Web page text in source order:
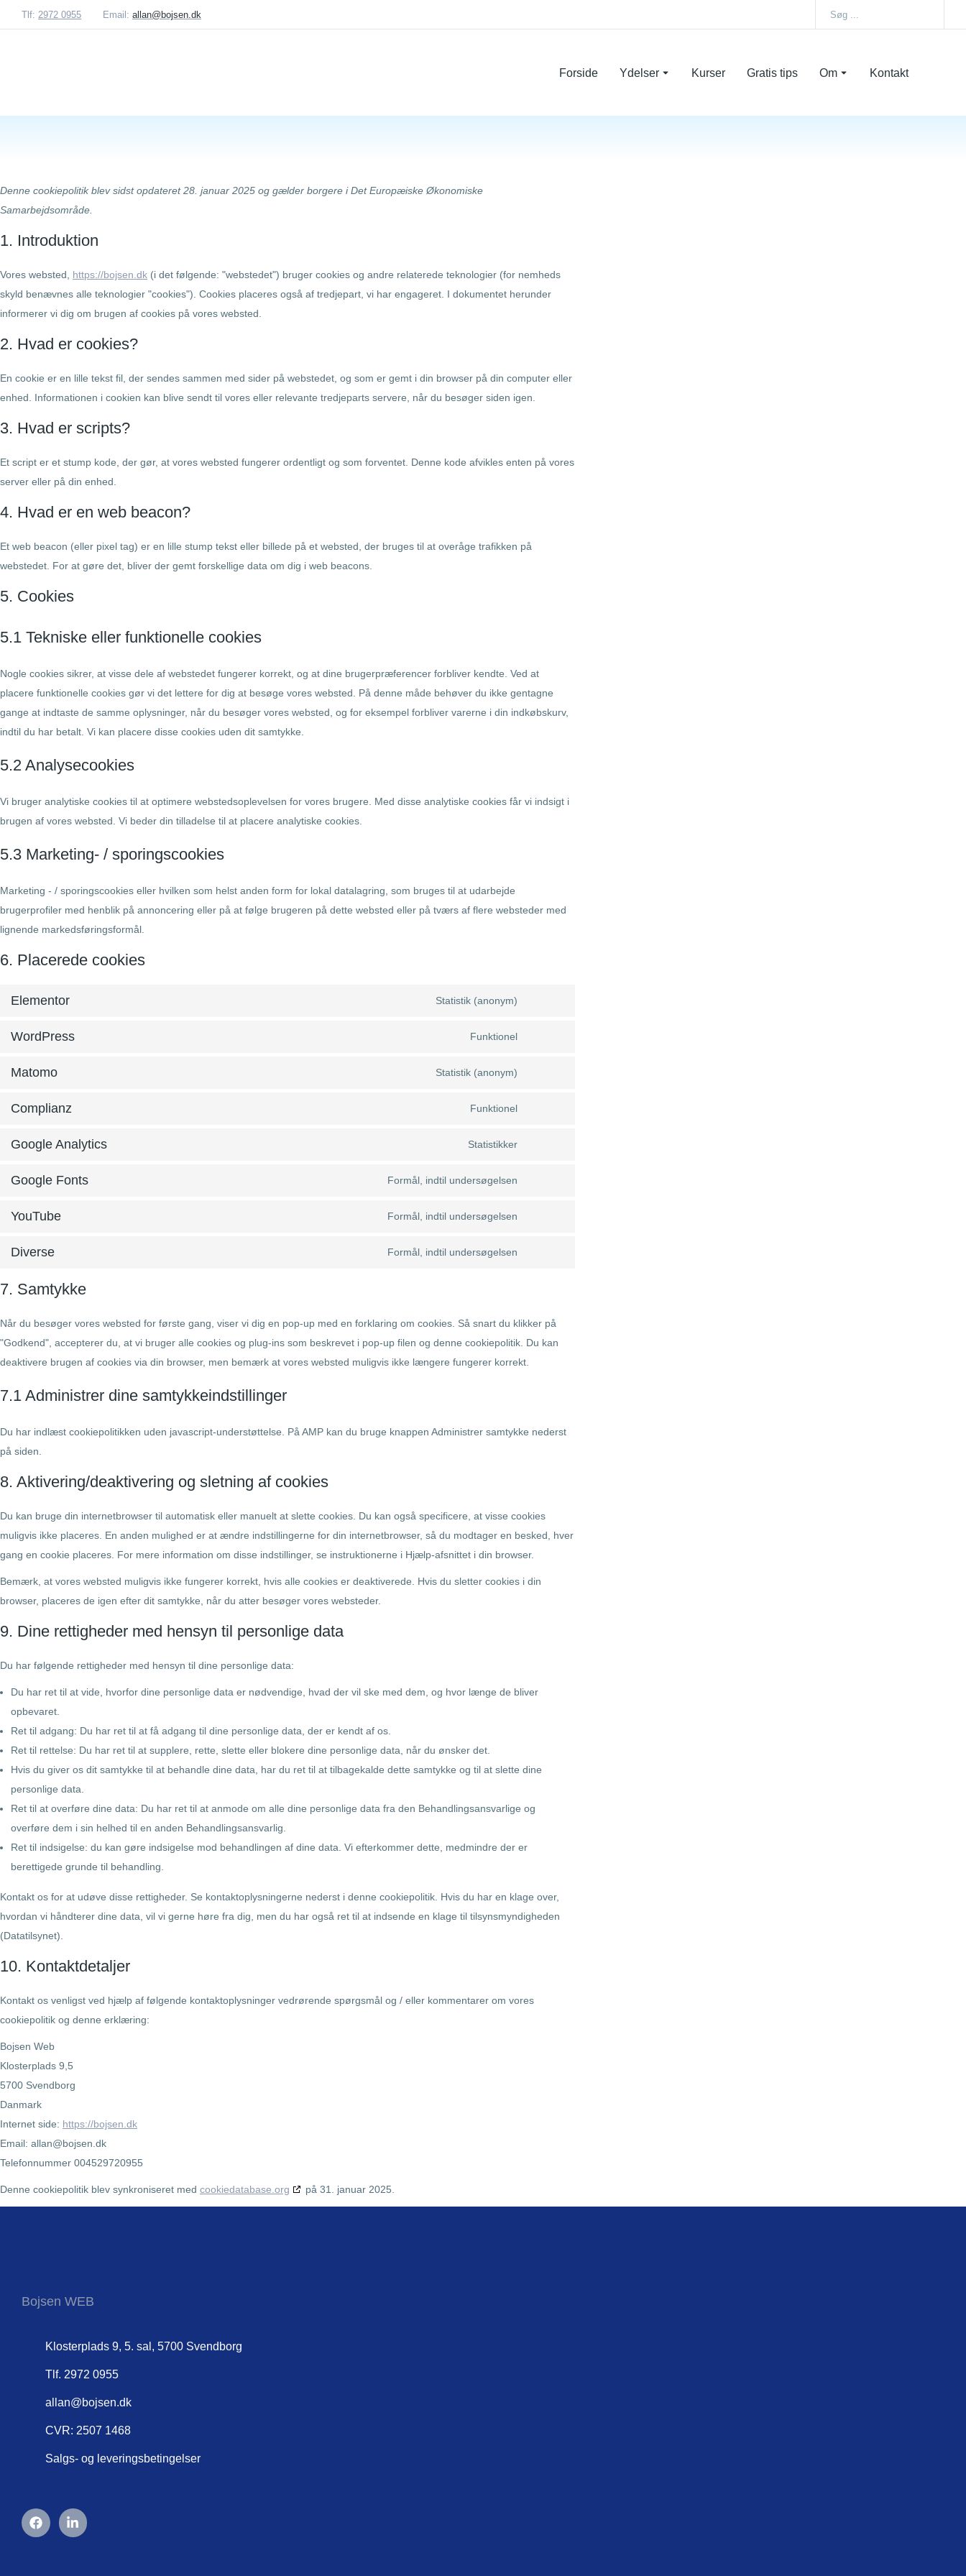
Tlf: 2972 0955 Email: allan@bojsen.dk
Forside Ydelser Kurser Gratis tips Om Kontakt
Denne cookiepolitik blev sidst opdateret 28. januar 2025 og gælder borgere i Det Europæiske Økonomiske
Samarbejdsområde.
1. Introduktion
Vores websted, https://bojsen.dk (i det følgende: "webstedet") bruger cookies og andre relaterede teknologier (for nemheds
skyld benævnes alle teknologier "cookies"). Cookies placeres også af tredjepart, vi har engageret. I dokumentet herunder
informerer vi dig om brugen af ​​cookies på vores websted.
2. Hvad er cookies?
En cookie er en lille tekst fil, der sendes sammen med sider på webstedet, og som er gemt i din browser på din computer eller
enhed. Informationen i cookien kan blive sendt til vores eller relevante tredjeparts servere, når du besøger siden igen.
3. Hvad er scripts?
Et script er et stump kode, der gør, at vores websted fungerer ordentligt og som forventet. Denne kode afvikles enten på vores
server eller på din enhed.
4. Hvad er en web beacon?
Et web beacon (eller pixel tag) er en lille stump tekst eller billede på et websted, der bruges til at overåge trafikken på
webstedet. For at gøre det, bliver der gemt forskellige data om dig i web beacons.
5. Cookies
5.1 Tekniske eller funktionelle cookies
Nogle cookies sikrer, at visse dele af webstedet fungerer korrekt, og at dine brugerpræferencer forbliver kendte. Ved at
placere funktionelle cookies gør vi det lettere for dig at besøge vores websted. På denne måde behøver du ikke gentagne
gange at indtaste de samme oplysninger, når du besøger vores websted, og for eksempel forbliver varerne i din indkøbskurv,
indtil du har betalt. Vi kan placere disse cookies uden dit samtykke.
5.2 Analysecookies
Vi bruger analytiske cookies til at optimere webstedsoplevelsen for vores brugere. Med disse analytiske cookies får vi indsigt i
brugen af ​​vores websted. Vi beder din tilladelse til at placere analytiske cookies.
5.3 Marketing- / sporingscookies
Marketing - / sporingscookies eller hvilken som helst anden form for lokal datalagring, som bruges til at udarbejde
brugerprofiler med henblik på annoncering eller på at følge brugeren på dette websted eller på tværs af flere websteder med
lignende markedsføringsformål.
6. Placerede cookies
Elementor Statistik (anonym)
WordPress Funktionel
Matomo Statistik (anonym)
Complianz Funktionel
Google Analytics Statistikker
Google Fonts Formål, indtil undersøgelsen
YouTube Formål, indtil undersøgelsen
Diverse Formål, indtil undersøgelsen
7. Samtykke
Når du besøger vores websted for første gang, viser vi dig en pop-up med en forklaring om cookies. Så snart du klikker på
"Godkend", accepterer du, at vi bruger alle cookies og plug-ins som beskrevet i pop-up filen og denne cookiepolitik. Du kan
deaktivere brugen af ​​cookies via din browser, men bemærk at vores websted muligvis ikke længere fungerer korrekt.
7.1 Administrer dine samtykkeindstillinger
Du har indlæst cookiepolitikken uden javascript-understøttelse. På AMP kan du bruge knappen Administrer samtykke nederst
på siden.
8. Aktivering/deaktivering og sletning af cookies
Du kan bruge din internetbrowser til automatisk eller manuelt at slette cookies. Du kan også specificere, at visse cookies
muligvis ikke placeres. En anden mulighed er at ændre indstillingerne for din internetbrowser, så du modtager en besked, hver
gang en cookie placeres. For mere information om disse indstillinger, se instruktionerne i Hjælp-afsnittet i din browser.
Bemærk, at vores websted muligvis ikke fungerer korrekt, hvis alle cookies er deaktiverede. Hvis du sletter cookies i din
browser, placeres de igen efter dit samtykke, når du atter besøger vores websteder.
9. Dine rettigheder med hensyn til personlige data
Du har følgende rettigheder med hensyn til dine personlige data:
Du har ret til at vide, hvorfor dine personlige data er nødvendige, hvad der vil ske med dem, og hvor længe de bliver
opbevaret.
Ret til adgang: Du har ret til at få adgang til dine personlige data, der er kendt af os.
Ret til rettelse: Du har ret til at supplere, rette, slette eller blokere dine personlige data, når du ønsker det.
Hvis du giver os dit samtykke til at behandle dine data, har du ret til at tilbagekalde dette samtykke og til at slette dine
personlige data.
Ret til at overføre dine data: Du har ret til at anmode om alle dine personlige data fra den Behandlingsansvarlige og
overføre dem i sin helhed til en anden Behandlingsansvarlig.
Ret til indsigelse: du kan gøre indsigelse mod behandlingen af ​​dine data. Vi efterkommer dette, medmindre der er
berettigede grunde til behandling.
Kontakt os for at udøve disse rettigheder. Se kontaktoplysningerne nederst i denne cookiepolitik. Hvis du har en klage over,
hvordan vi håndterer dine data, vil vi gerne høre fra dig, men du har også ret til at indsende en klage til tilsynsmyndigheden
(Datatilsynet).
10. Kontaktdetaljer
Kontakt os venligst ved hjælp af følgende kontaktoplysninger vedrørende spørgsmål og / eller kommentarer om vores
cookiepolitik og denne erklæring:
Bojsen Web
Klosterplads 9,5
5700 Svendborg
Danmark
Internet side: https://bojsen.dk
Email: allan@bojsen.dk
Telefonnummer 004529720955
Denne cookiepolitik blev synkroniseret med cookiedatabase.org på 31. januar 2025.
Bojsen WEB
Klosterplads 9, 5. sal, 5700 Svendborg
Tlf. 2972 0955
allan@bojsen.dk
CVR: 2507 1468
Salgs- og leveringsbetingelser